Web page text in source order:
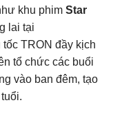
khu phim Star
lai tại
TRON đầy kịch
tổ chức các buổi
vào ban đêm, tạo